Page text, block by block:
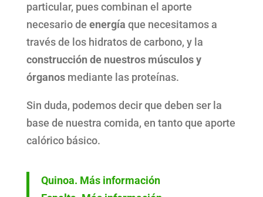
particular, pues combinan el aporte
necesario de energía que necesitamos a
través de los hidratos de carbono, y la
construcción de nuestros músculos y
órganosmediante las proteínas.
Sin duda, podemos decir que deben ser la
base de nuestra comida, en tanto que aporte
calórico básico.
Quinoa. Más información